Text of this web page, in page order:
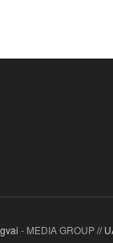
- MEDIA GROUP//